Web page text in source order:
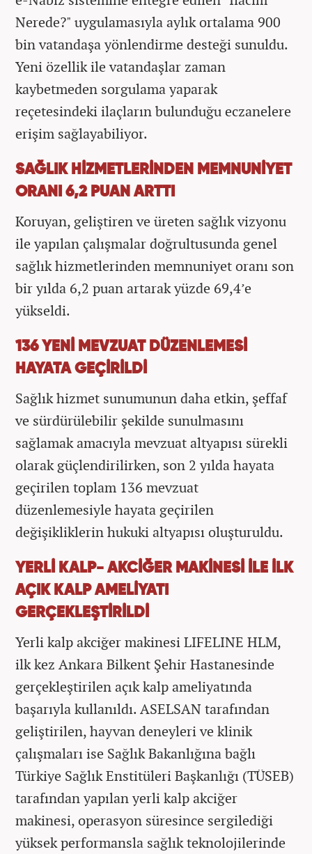
Nerede?" uygulamasıyla aylık ortalama 900
bin vatandaşa yönlendirme desteği sunuldu.
Yeni özellik ile vatandaşlar zaman
kaybetmeden sorgulama yaparak
reçetesindeki ilaçların bulunduğu eczanelere
erişim sağlayabiliyor.
SAĞLIK HİZMETLERİNDEN MEMNUNİYET
ORANI 6,2 PUAN ARTTI
Koruyan, geliştiren ve üreten sağlık vizyonu
ile yapılan çalışmalar doğrultusunda genel
sağlık hizmetlerinden memnuniyet oranı son
bir yılda 6,2 puan artarak yüzde 69,4’e
yükseldi.
136 YENİ MEVZUAT DÜZENLEMESİ
HAYATA GEÇİRİLDİ
Sağlık hizmet sunumunun daha etkin, şeffaf
ve sürdürülebilir şekilde sunulmasını
sağlamak amacıyla mevzuat altyapısı sürekli
olarak güçlendirilirken, son 2 yılda hayata
geçirilen toplam 136 mevzuat
düzenlemesiyle hayata geçirilen
değişikliklerin hukuki altyapısı oluşturuldu.
YERLİ KALP- AKCİĞER MAKİNESİ İLE İLK
AÇIK KALP AMELİYATI
GERÇEKLEŞTİRİLDİ
Yerli kalp akciğer makinesi LIFELINE HLM,
ilk kez Ankara Bilkent Şehir Hastanesinde
gerçekleştirilen açık kalp ameliyatında
başarıyla kullanıldı. ASELSAN tarafından
geliştirilen, hayvan deneyleri ve klinik
çalışmaları ise Sağlık Bakanlığına bağlı
Türkiye Sağlık Enstitüleri Başkanlığı (TÜSEB)
tarafından yapılan yerli kalp akciğer
makinesi, operasyon süresince sergilediği
yüksek performansla sağlık teknolojilerinde